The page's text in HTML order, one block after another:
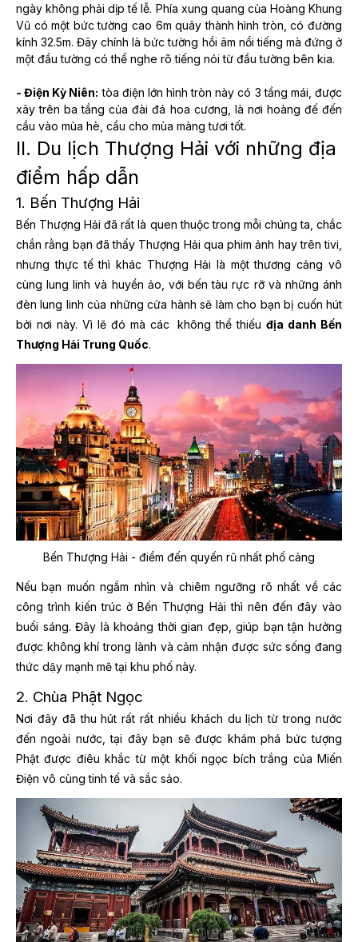
ngày không phải dịp tế lễ. Phía xung quang của Hoàng Khung
Vũ có một bức tường cao 6m quây thành hình tròn, có đường
kính 32.5m. Đây chính là bức tường hồi âm nổi tiếng mà đứng ở
một đầu tường có thể nghe rõ tiếng nói từ đầu tường bên kia.
-Điện Kỳ Niên: tòa điện lớn hình tròn này có 3 tầng mái, được
xây trên ba tầng của đài đá hoa cương, là nơi hoàng đế đến
cầu vào mùa hè, cầu cho mùa màng tươi tốt.
II. Du lịch Thượng Hải với những địa
điểm hấp dẫn
1. Bến Thượng Hải
Bến Thượng Hải đã rất là quen thuộc trong mỗi chúng ta, chắc
chắn rằng bạn đã thấy Thượng Hải qua phim ảnh hay trên tivi,
nhưng thực tế thì khác Thượng Hải là một thương cảng vô
cùng lung linh và huyền ảo, với bến tàu rực rỡ và những ánh
đèn lung linh của những cửa hành sẽ làm cho bạn bị cuốn hút
bởi nơi này. Vì lẽ đó mà các
không thể thiếuđịa danh Bến
Thượng Hải Trung Quốc.
Bến Thượng Hải - điểm đến quyến rũ nhất phố cảng
Nếu bạn muốn ngắm nhìn và chiêm ngưỡng rõ nhất về các
công trình kiến trúc ở Bến Thượng Hải thì nên đến đây vào
buổi sáng. Đây là khoảng thời gian đẹp, giúp bạn tận hưởng
được không khí trong lành và cảm nhận được sức sống đang
thức dậy mạnh mẽ tại khu phố này.
2. Chùa Phật Ngọc
Nơi đây đã thu hút rất rất nhiều khách du lịch từ trong nước
đến ngoài nước, tại đây bạn sẽ được khám phá bức tượng
Phật được điêu khắc từ một khối ngọc bích trắng của Miến
Điện vô cùng tinh tế và sắc sảo.